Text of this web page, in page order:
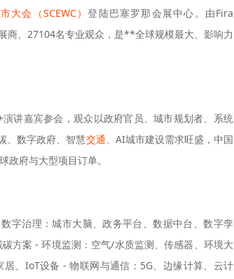
大会（SCEWC）登陆巴塞罗那会展中心。由Fira
、27104名专业观众，是**全球规模最大、影响力
讲嘉宾参会，观众以政府官员、城市规划者、系统
、数字政府、智慧交通、AI城市建设需求旺盛，中国
政府与大型项目订单。
字治理：城市大脑、政务平台、数据中台、数字孪
方案 - 环境监测：空气/水质监测、传感器、环境大
居、IoT设备 - 物联网与通信：5G、边缘计算、云计